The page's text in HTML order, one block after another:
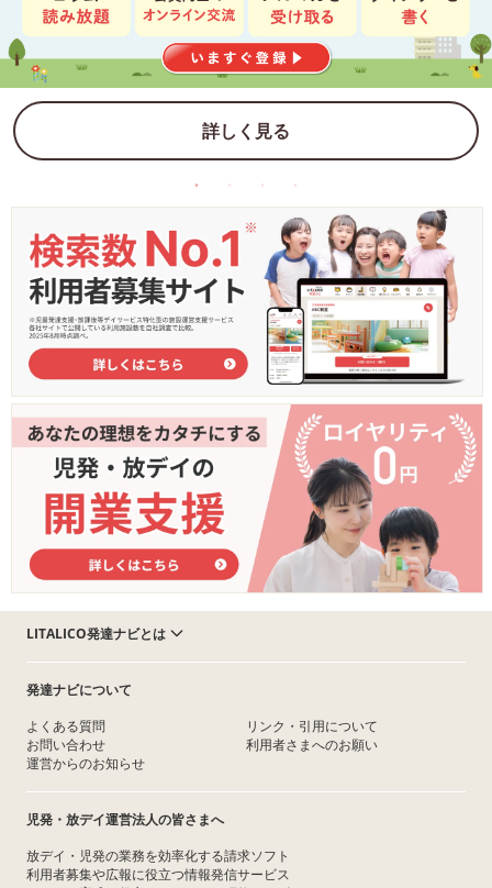
詳しく見る
LITALICO発達ナビとは
発達ナビについて
よくある質問
お問い合わせ
運営からのお知らせ
リンク・引用について
利用者さまへのお願い
児発・放デイ運営法人の皆さまへ
放デイ・児発の業務を効率化する請求ソフト
利用者募集や広報に役立つ情報発信サービス